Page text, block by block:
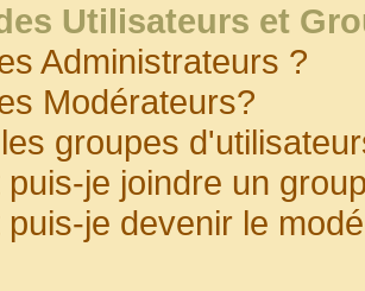
Utilisateurs et
Administrateurs ?
Modérateurs?
groupes
je joindre un
puis-je devenir le